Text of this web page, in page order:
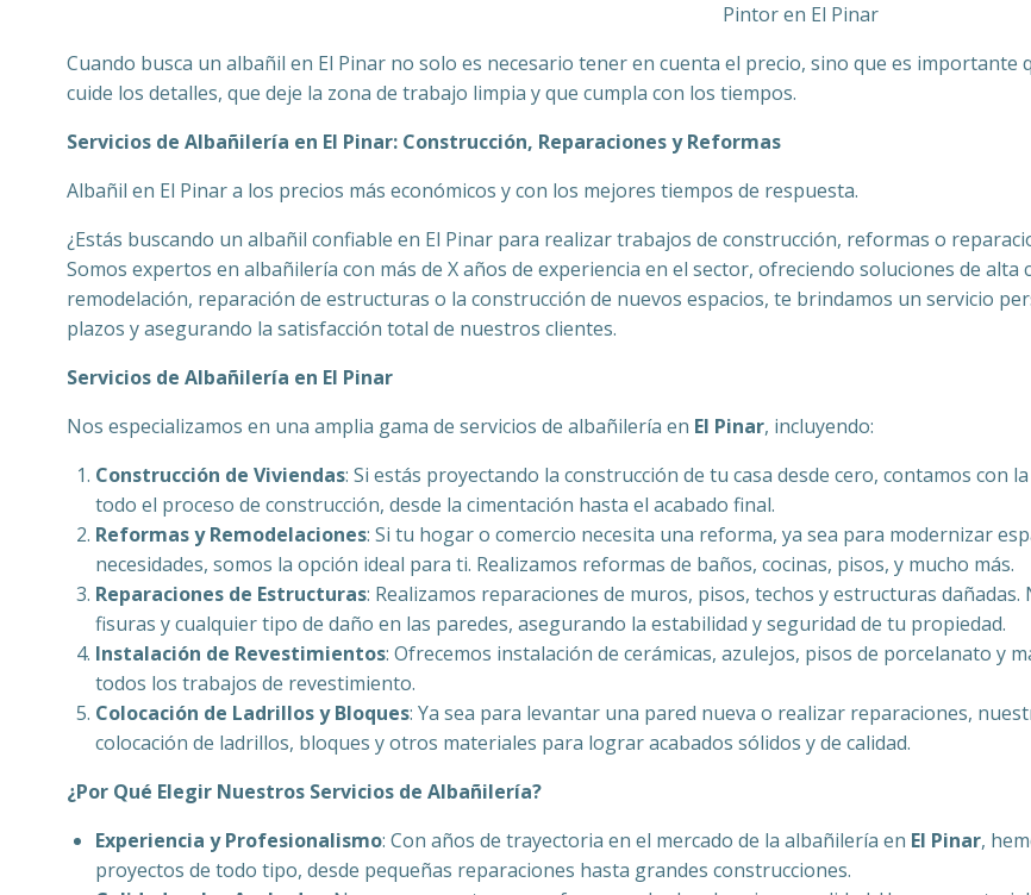
Pintor en El Pinar
Cuando busca un albañil en El Pinar no solo es necesario tener en cuenta el precio, sino que es
cuide los detalles, que deje la zona de trabajo limpia y que cumpla con los tiempos.
Servicios de Albañilería en El Pinar: Construcción, Reparaciones y Reformas
Albañil en El Pinar a los precios más económicos y con los mejores tiempos de respuesta.
¿Estás buscando un albañil confiable en El Pinar para realizar trabajos de construcción, reformas o
Somos expertos en albañilería con más de X años de experiencia en el sector, ofreciendo soluciones de
remodelación, reparación de estructuras o la construcción de nuevos espacios, te brindamos un servicio
plazos y asegurando la satisfacción total de nuestros clientes.
Servicios de Albañilería en El Pinar
Nos especializamos en una amplia gama de servicios de albañilería en El Pinar, incluyendo:
Construcción de Viviendas: Si estás proyectando la construcción de tu casa desde cero, contamos con
todo el proceso de construcción, desde la cimentación hasta el acabado final.
Reformas y Remodelaciones: Si tu hogar o comercio necesita una reforma, ya sea para modernizar
necesidades, somos la opción ideal para ti. Realizamos reformas de baños, cocinas, pisos, y mucho más.
Reparaciones de Estructuras: Realizamos reparaciones de muros, pisos, techos y estructuras
fisuras y cualquier tipo de daño en las paredes, asegurando la estabilidad y seguridad de tu propiedad.
Instalación de Revestimientos: Ofrecemos instalación de cerámicas, azulejos, pisos de porcelanato y
todos los trabajos de revestimiento.
Colocación de Ladrillos y Bloques: Ya sea para levantar una pared nueva o realizar reparaciones,
colocación de ladrillos, bloques y otros materiales para lograr acabados sólidos y de calidad.
¿Por Qué Elegir Nuestros Servicios de Albañilería?
Experiencia y Profesionalismo: Con años de trayectoria en el mercado de la albañilería en El Pinar,
proyectos de todo tipo, desde pequeñas reparaciones hasta grandes construcciones.